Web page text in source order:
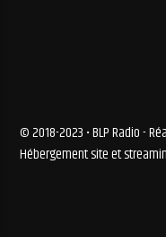
© 2018-2023 • BLP Radio -
Hébergement site et